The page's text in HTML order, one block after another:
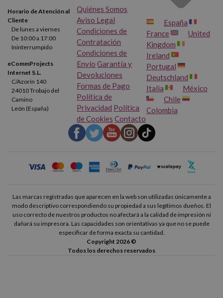
Horario de Atención al
Cliente
De lunes a viernes
De 10:00 a 17:00
Ininterrumpido
eCommProjects
Internet S.L.
C/Azorín 140
24010 Trobajo del
Camino
León (España)
Quiénes Somos
Aviso Legal
Condiciones de
Contratación
Condiciones de
Envío Garantía y
Devoluciones
Formas de Pago
Política de
Privacidad Política
de Cookies Contacto
España
France
United
Kingdom
Ireland
Portugal
Deutschland
Italia
México
Chile
Colombia
Las marcas registradas que aparecen en la web son utilizadas únicamente a
modo descriptivo correspondiendo su propiedad a sus legítimos dueños. El
uso correcto de nuestros productos no afectará a la calidad de impresión ni
dañará su impresora. Las capacidades son orientativas ya que no se puede
especificar de forma exacta su cantidad.
Copyright 2026 ©
Todos los derechos reservados